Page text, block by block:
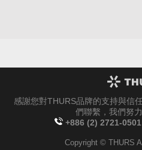
感謝您對THURS品牌的支持與信
們聯繫，我們努力
+886 (2) 2721-0501
Copyright © THURS